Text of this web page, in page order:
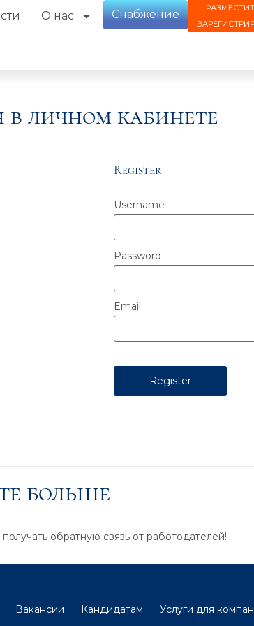
О нас Снабжение
личном кабинете
Register
Username
Password
Email
больше
обратную связь от работодателей!
Вакансии Кандидатам Услуги для